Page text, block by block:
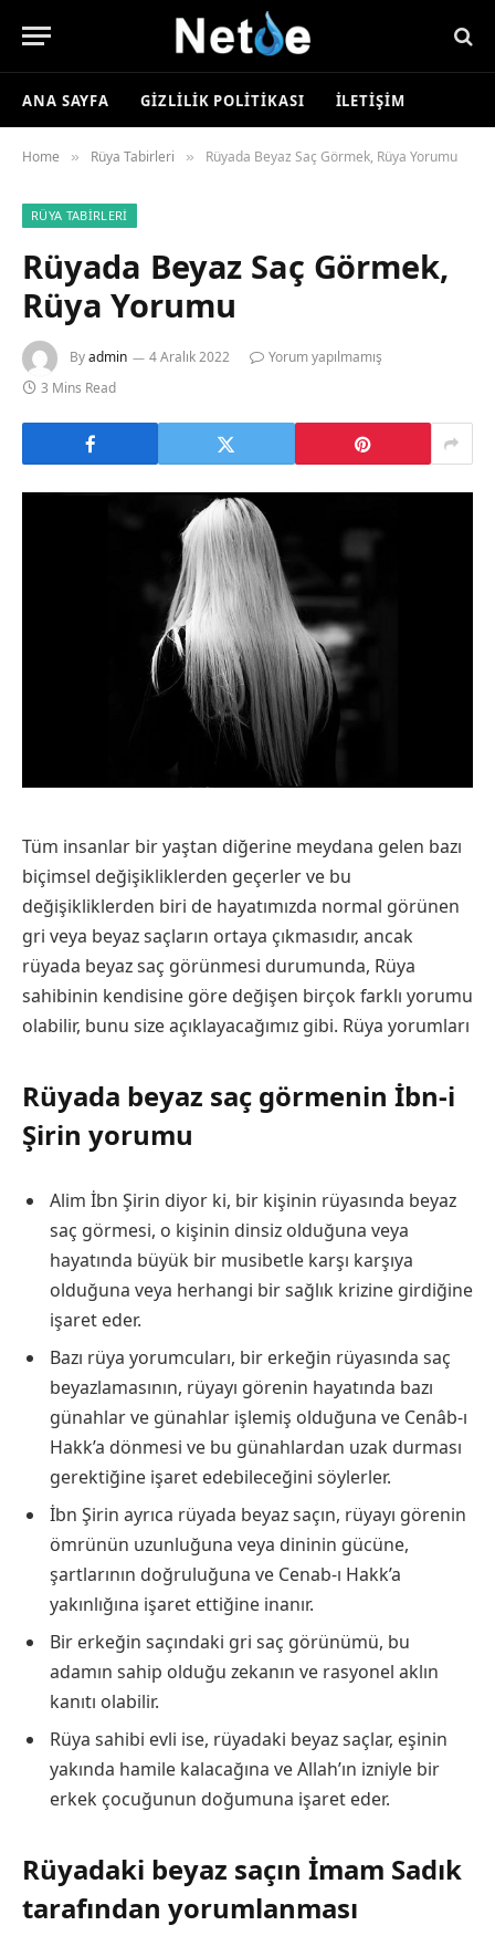
ANA SAYFA GIZLILIK POLITIKASI İLETIŞIM
Home » Rüya Tabirleri » Rüyada Beyaz Saç Görmek, Rüya Yorumu
RÜYA TABIRLERI
Rüyada Beyaz Saç Görmek,
Rüya Yorumu
Byadmin 4 Aralık 2022
Yorum yapılmamış
3 Mins Read
Tüm insanlar bir yaştan diğerine meydana gelen bazı
biçimsel değişikliklerden geçerler ve bu
değişikliklerden biri de hayatımızda normal görünen
gri veya beyaz saçların ortaya çıkmasıdır, ancak
rüyada beyaz saç görünmesi durumunda, Rüya
sahibinin kendisine göre değişen birçok farklı yorumu
olabilir, bunu size açıklayacağımız gibi. Rüya yorumları
Rüyada beyaz saç görmenin İbn-i
Şirin yorumu
Alim İbn Şirin diyor ki, bir kişinin rüyasında beyaz
saç görmesi, o kişinin dinsiz olduğuna veya
hayatında büyük bir musibetle karşı karşıya
olduğuna veya herhangi bir sağlık krizine girdiğine
işaret eder.
Bazı rüya yorumcuları, bir erkeğin rüyasında saç
beyazlamasının, rüyayı görenin hayatında bazı
günahlar ve günahlar işlemiş olduğuna ve Cenâb-ı
Hakk’a dönmesi ve bu günahlardan uzak durması
gerektiğine işaret edebileceğini söylerler.
İbn Şirin ayrıca rüyada beyaz saçın, rüyayı görenin
ömrünün uzunluğuna veya dininin gücüne,
şartlarının doğruluğuna ve Cenab-ı Hakk’a
yakınlığına işaret ettiğine inanır.
Bir erkeğin saçındaki gri saç görünümü, bu
adamın sahip olduğu zekanın ve rasyonel aklın
kanıtı olabilir.
Rüya sahibi evli ise, rüyadaki beyaz saçlar, eşinin
yakında hamile kalacağına ve Allah’ın izniyle bir
erkek çocuğunun doğumuna işaret eder.
Rüyadaki beyaz saçın İmam Sadık
tarafından yorumlanması